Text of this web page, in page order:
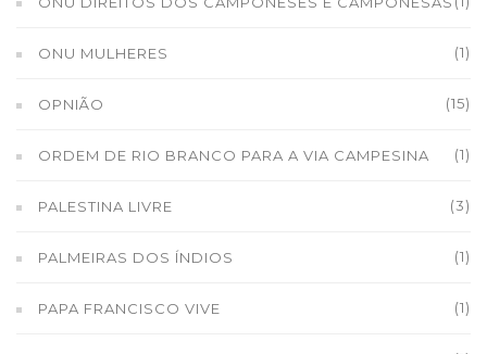
ONU MULHERES (1)
OPNIÃO (15)
ORDEM DE RIO BRANCO PARA A VIA CAMPESINA (1)
PALESTINA LIVRE (3)
PALMEIRAS DOS ÍNDIOS (1)
PAPA FRANCISCO VIVE (1)